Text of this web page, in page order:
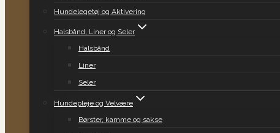
Hundelegetøj og Aktivering
Halsbånd, Liner og Seler
Halsbånd
Liner
Seler
Hundepleje og Velvære
Børster, kamme og sakse